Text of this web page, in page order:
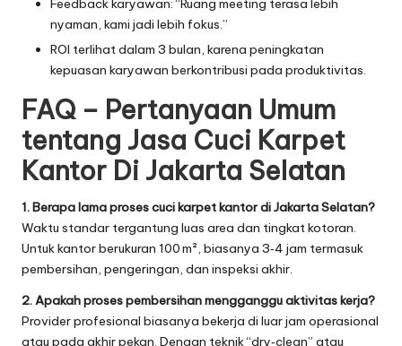
Feedback karyawan: “Ruang meeting terasa lebih
nyaman, kami jadi lebih fokus.”
ROI terlihat dalam 3 bulan, karena peningkatan
kepuasan karyawan berkontribusi pada produktivitas.
FAQ – Pertanyaan Umum
tentang Jasa Cuci Karpet
Kantor Di Jakarta Selatan
1. Berapa lama proses cuci karpet kantor di Jakarta Selatan?
Waktu standar tergantung luas area dan tingkat kotoran.
Untuk kantor berukuran 100 m², biasanya 3‑4 jam termasuk
pembersihan, pengeringan, dan inspeksi akhir.
2. Apakah proses pembersihan mengganggu aktivitas kerja?
Provider profesional biasanya bekerja di luar jam operasional
atau pada akhir pekan. Dengan teknik “dry‑clean” atau